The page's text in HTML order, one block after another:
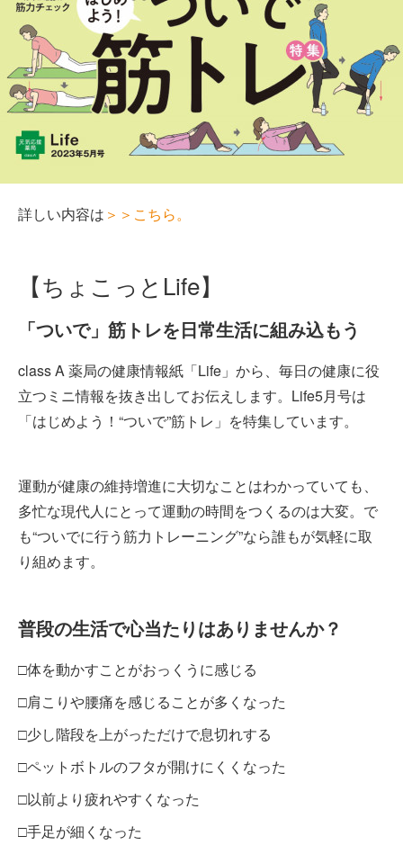
詳しい内容は ＞＞こちら。
【ちょこっとLife】
「ついで」筋トレを日常生活に組み込もう
class A 薬局の健康情報紙「Life」から、毎日の健康に役
立つミニ情報を抜き出してお伝えします。Life5月号は
「はじめよう！“ついで”筋トレ」を特集しています。
運動が健康の維持増進に大切なことはわかっていても、
多忙な現代人にとって運動の時間をつくるのは大変。で
も“ついでに行う筋力トレーニング”なら誰もが気軽に取
り組めます。
普段の生活で心当たりはありませんか？
□体を動かすことがおっくうに感じる
□肩こりや腰痛を感じることが多くなった
□少し階段を上がっただけで息切れする
□ペットボトルのフタが開けにくくなった
□以前より疲れやすくなった
□手足が細くなった